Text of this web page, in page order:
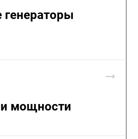
мощности